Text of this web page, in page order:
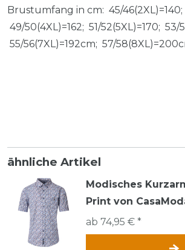
Brustumfang in cm: 45/46(2XL)=140;
49/50(4XL)=162; 51/52(5XL)=170; 53/
55/56(7XL)=192cm; 57/
ähnliche Artikel
Modisches
Print von
ab 74,95 € *